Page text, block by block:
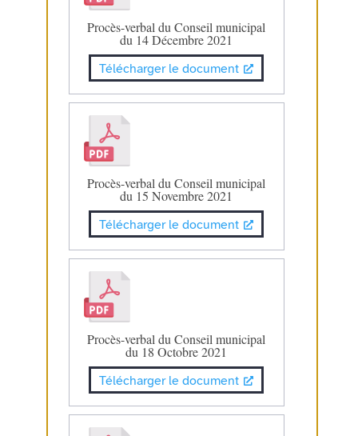
Procès-verbal du Conseil municipal
du 14 Décembre 2021
Télécharger le document
Procès-verbal du Conseil municipal
du 15 Novembre 2021
Télécharger le document
Procès-verbal du Conseil municipal
du 18 Octobre 2021
Télécharger le document